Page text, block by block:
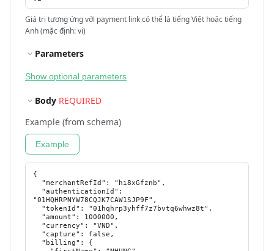
Giá trị tương ứng với payment link có thể là tiếng Việt hoặc tiếng
Anh (mặc định: vi)
Parameters
Show optional parameters
Body REQUIRED
Example (from schema)
Example